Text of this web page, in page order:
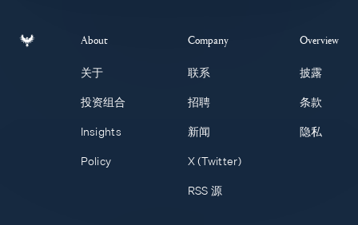
About
关于
投资组合
Insights
Policy
Company
联系
招聘
新闻
X (Twitter)
RSS 源
Overview
披露
条款
隐私